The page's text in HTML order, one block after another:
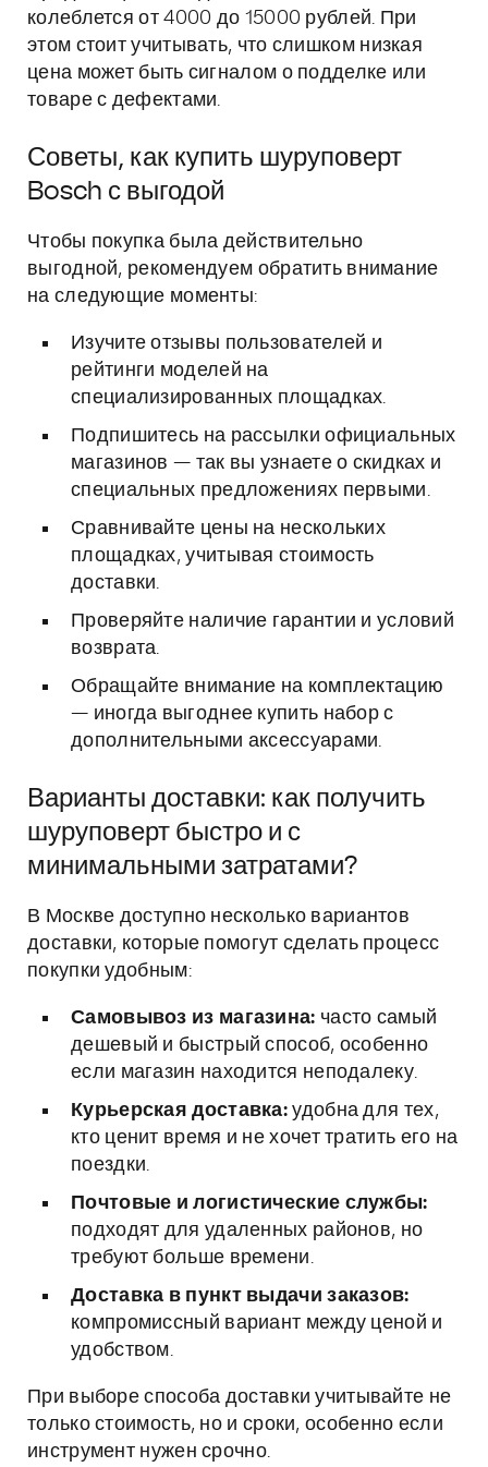
колеблется от 4000 до 15000 рублей. При
этом стоит учитывать, что слишком низкая
цена может быть сигналом о подделке или
товаре с дефектами.
Советы, как купить шуруповерт
Bosch с выгодой
Чтобы покупка была действительно
выгодной, рекомендуем обратить внимание
на следующие моменты:
Изучите отзывы пользователей и
рейтинги моделей на
специализированных площадках.
Подпишитесь на рассылки официальных
магазинов — так вы узнаете о скидках и
специальных предложениях первыми.
Сравнивайте цены на нескольких
площадках, учитывая стоимость
доставки.
Проверяйте наличие гарантии и условий
возврата.
Обращайте внимание на комплектацию
— иногда выгоднее купить набор с
дополнительными аксессуарами.
Варианты доставки: как получить
шуруповерт быстро и с
минимальными затратами?
В Москве доступно несколько вариантов
доставки, которые помогут сделать процесс
покупки удобным:
Самовывоз из магазина: часто самый
дешевый и быстрый способ, особенно
если магазин находится неподалеку.
Курьерская доставка: удобна для тех,
кто ценит время и не хочет тратить его на
поездки.
Почтовые и логистические службы:
подходят для удаленных районов, но
требуют больше времени.
Доставка в пункт выдачи заказов:
компромиссный вариант между ценой и
удобством.
При выборе способа доставки учитывайте не
только стоимость, но и сроки, особенно если
инструмент нужен срочно.